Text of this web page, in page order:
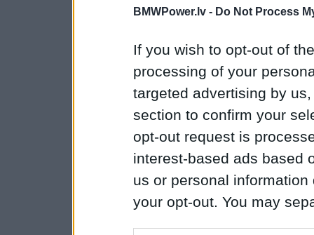
BMWPower.lv - Do Not Process
If you wish to opt-out of
processing of your
targeted advertising by
section to confirm your
opt-out request is
interest-based ads based
us or personal
your opt-out. You may